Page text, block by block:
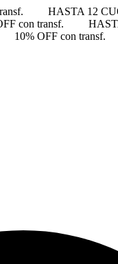
HASTA 12
con transf.
10% OFF con transf.